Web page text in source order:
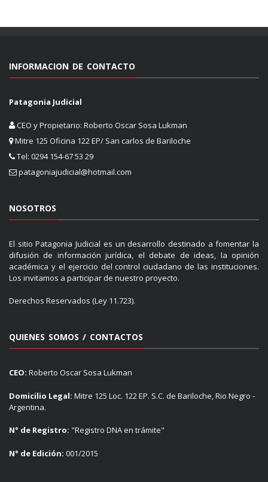
INFORMACION DE CONTACTO
Patagonia Judicial
CEO y Propietario: Roberto Oscar Sosa Lukman
Mitre 125 Oficina 122 EP/ San carlos de Bariloche
Tel: 0294 154-67 53 29
patagoniajudicial@hotmail.com
NOSOTROS
El sitio Patagonia Judicial es un desarrollo destinado a fomentar la
difusión de información jurídica, el debate de ideas, la opinión
académica y el ejercicio del control ciudadano de las instituciones.
Los invitamos a participar de nuestro proyecto.
Derechos Reservados (Ley 11.723).
QUIENES SOMOS / CONTACTOS
CEO: Roberto Oscar Sosa Lukman
Domicilio Legal: Mitre 125 Loc. 122 EP. S.C. de Bariloche, Rio Negro -
Argentina.
N° de Registro: "Registro DNA en trámite"
N° de Edición: 001/2015